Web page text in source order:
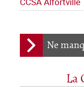
Ne
La